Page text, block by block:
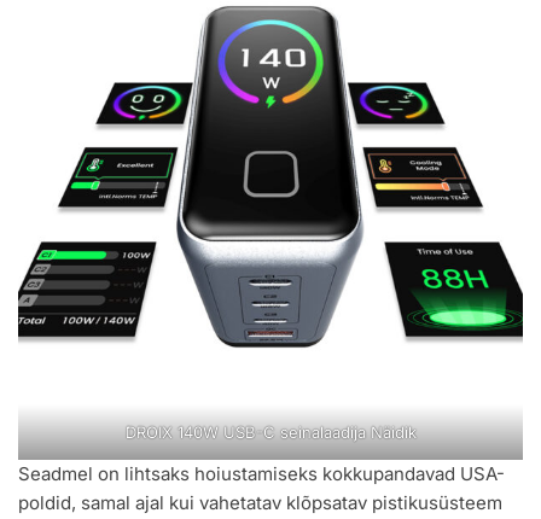
DROIX 140W USB-C seinalaadija Näidik
Seadmel on lihtsaks hoiustamiseks kokkupandavad USA-
poldid, samal ajal kui vahetatav klõpsatav pistikusüsteem